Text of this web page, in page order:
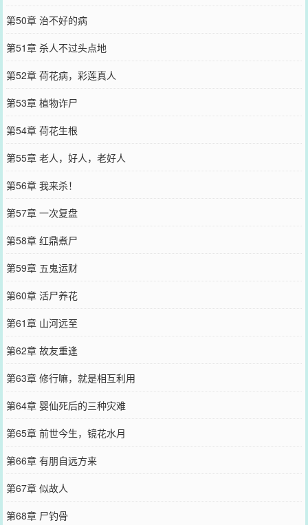
第50章 治不好的病
第51章 杀人不过头点地
第52章 荷花病，彩莲真人
第53章 植物诈尸
第54章 荷花生根
第55章 老人，好人，老好人
第56章 我来杀！
第57章 一次复盘
第58章 红鼎煮尸
第59章 五鬼运财
第60章 活尸养花
第61章 山河远至
第62章 故友重逢
第63章 修行嘛，就是相互利用
第64章 婴仙死后的三种灾难
第65章 前世今生，镜花水月
第66章 有朋自远方来
第67章 似故人
第68章 尸钓骨